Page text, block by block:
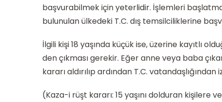
başvurabilmek için yeterlidir. İşlemleri
bulunulan ülkedeki T.C. dış temsilciliklerine
İlgili kişi 18 yaşında küçük ise, üzerine kayıtlı
den çıkması gerekir. Eğer anne veya baba
kararı aldırılıp ardından T.C.
(Kaza-i rüşt kararı: 15 yaşını dolduran kişilere